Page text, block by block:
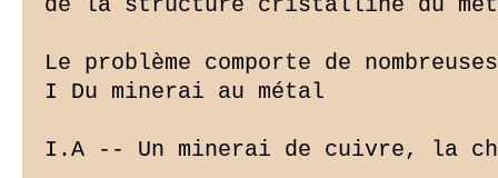
de la structure cristalline du
Le problème comporte de
I Du minerai au métal
I.A -- Un minerai de cuivre, la